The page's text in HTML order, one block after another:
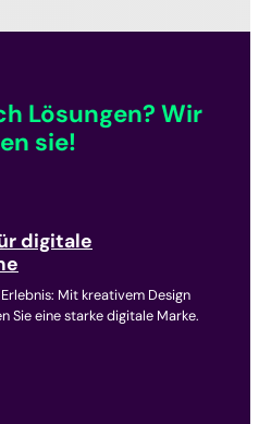
Lösungen? Wir
sie!
digitale
Mit kreativem Design
Sie eine starke digitale Marke.